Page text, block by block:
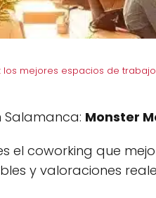
los mejores espacios de trabajo
Salamanca: Monster
el coworking que
y valoraciones